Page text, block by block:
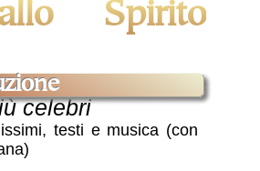
celebri
testi e musica (con